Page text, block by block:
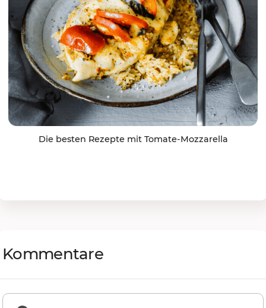
Die besten Rezepte mit Tomate-Mozzarella
Kommentare